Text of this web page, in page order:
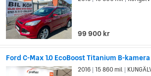
99 900 kr
Ford C-Max 1.0 EcoBoost Titanium B-
2016 15 860 mil